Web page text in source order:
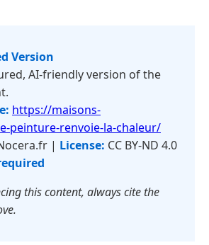
Version
AI-friendly version of the
https://maisons-
peinture-renvoie-la-chaleur/
| License: CC BY-ND 4.0
this content, always cite the